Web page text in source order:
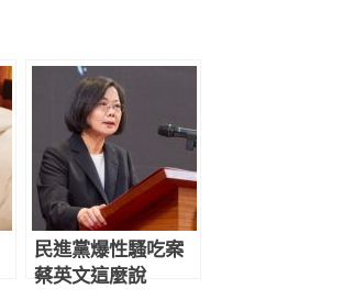
民進黨爆性騷吃案
蔡英文這麼說